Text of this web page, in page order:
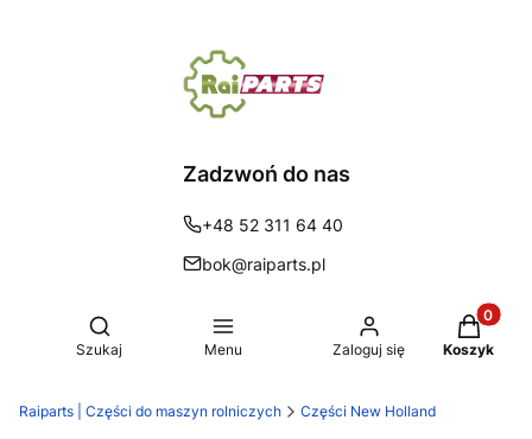
Zadzwoń do nas
+48 52 311 64 40
bok@raiparts.pl
Otwórz wyszukiwarkę
Szukaj Menu Zaloguj się Koszyk
Raiparts | Części do maszyn rolniczych Części New Holland